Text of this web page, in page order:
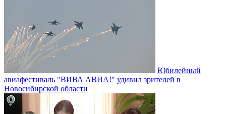
Юбилейный
авиафестиваль "ВИВА АВИА!" удивил зрителей в
Новосибирской области